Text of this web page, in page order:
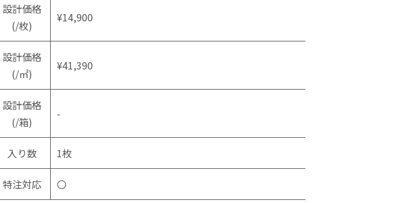
設計価格
(/枚)
¥14,900
設計価格
(/㎡)
¥41,390
設計価格
(/箱)
-
入り数 1枚
特注対応 〇